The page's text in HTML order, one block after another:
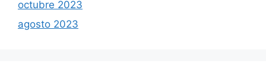
octubre 2023
agosto 2023